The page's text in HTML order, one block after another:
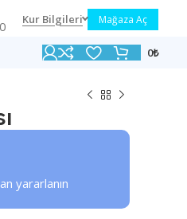
Kur Bilgileri Mağaza Aç
0₺
yararlanın